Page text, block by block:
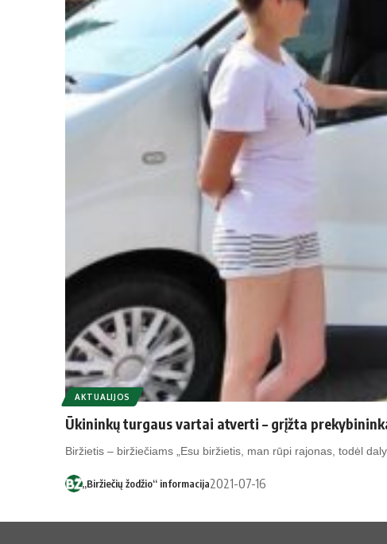
AKTUALIJOS
Ūkininkų turgaus vartai atverti – grįžta
Biržietis – biržiečiams „Esu biržietis, man rūpi rajonas, todėl
„Biržiečių žodžio“ informacija2021-07-16